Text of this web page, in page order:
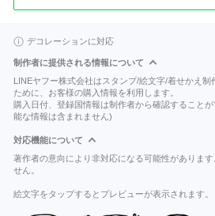
デコレーションに対応
制作者に提供される情報について
LINEヤフー株式会社はスタンプ/絵文字/着せかえ
ために、お客様の購入情報を利用します。
購入日付、登録国情報は制作者から確認すること
能な情報は含まれません)
対応機能について
著作者の意向により非対応になる可能性がありま
せん。
絵文字をタップするとプレビューが表示されます。